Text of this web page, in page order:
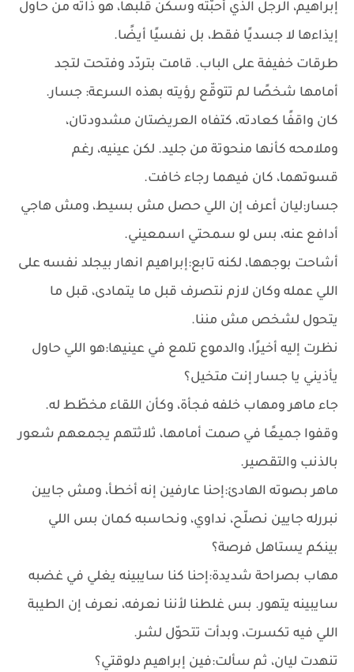
إبراهيم، الرجل الذي أحبّته وسكن قلبها، هو ذاته من حاول
إيذاءها لا جسديًا فقط، بل نفسيًا أيضًا.
طرقات خفيفة على الباب. قامت بتردّد وفتحت لتجد
أمامها شخصًا لم تتوقّع رؤيته بهذه السرعة: جسار.
كان واقفًا كعادته، كتفاه العريضتان مشدودتان،
وملامحه كأنها منحوتة من جليد. لكن عينيه، رغم
قسوتهما، كان فيهما رجاء خافت.
جسار:ليان أعرف إن اللي حصل مش بسيط، ومش هاجي
أدافع عنه، بس لو سمحتي اسمعيني.
أشاحت بوجهها، لكنه تابع:إبراهيم انهار بيجلد نفسه على
اللي عمله وكان لازم نتصرف قبل ما يتمادى، قبل ما
يتحول لشخص مش مننا.
نظرت إليه أخيرًا، والدموع تلمع في عينيها:هو اللي حاول
يأذيني يا جسار إنت متخيل؟
جاء ماهر ومهاب خلفه فجأة، وكأن اللقاء مخطّط له.
وقفوا جميعًا في صمت أمامها، ثلاثتهم يجمعهم شعور
بالذنب والتقصير.
ماهر بصوته الهادئ:إحنا عارفين إنه أخطأ، ومش جايين
نبررله جايين نصلّح، نداوي، ونحاسبه كمان بس اللي
بينكم يستاهل فرصة؟
مهاب بصراحة شديدة:إحنا كنا سايبينه يغلي في غضبه
سايبينه يتهور. بس غلطنا لأننا نعرفه، نعرف إن الطيبة
اللي فيه تكسرت، وبدأت تتحوّل لشر.
تنهدت ليان، ثم سألت:فين إبراهيم دلوقتي؟